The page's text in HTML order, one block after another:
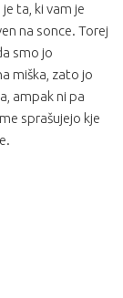
ta, ki vam je
na sonce. Torej
smo jo
miška, zato jo
ampak ni pa
sprašujejo kje